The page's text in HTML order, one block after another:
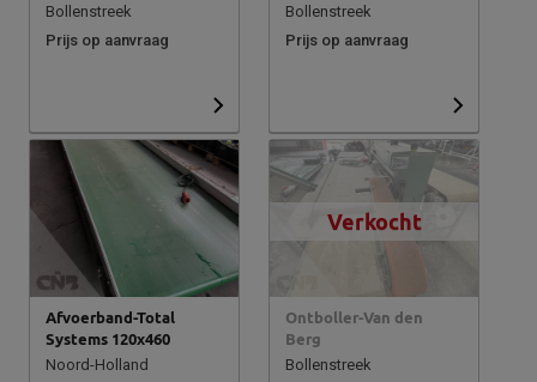
Bollenstreek
Prijs op aanvraag
Bollenstreek
Prijs op aanvraag
Afvoerband-Total
Systems 120x460
Noord-Holland
Verkocht
Ontboller-Van den
Berg
Bollenstreek